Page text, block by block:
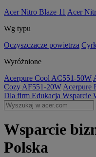
Acer Nitro Blaze 11 Acer
Wg typu
Oczyszczacze powietrza
Wyróżnione
Acerpure Cool AC551-50W
Cozy AF551-20W Acerpure
Dla firm Edukacja Wsparcie
Wsparcie
Polska